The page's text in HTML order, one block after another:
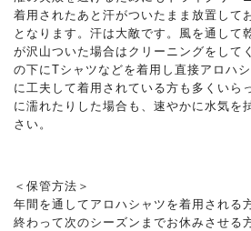
着用されたあと汗がついたまま放置して
となります。汗は大敵です。風を通して
が沢山ついた場合はクリーニングをして
の下にTシャツなどを着用し直接アロハ
に工夫して着用されている方も多くいら
に濡れたりした場合も、速やかに水気を
さい。
＜保管方法＞
年間を通してアロハシャツを着用される
終わって次のシーズンまでお休みさせる